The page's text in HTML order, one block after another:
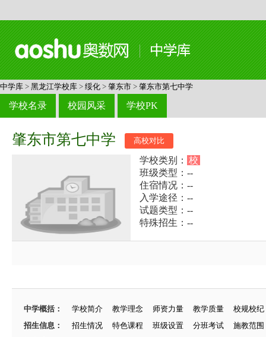
中学库 > 黑龙江学校库 > 绥化 > 肇东市 > 肇东市第七中学
学校名录 校园风采 学校PK
肇东市第七中学 高校对比
学校类别： 校
班级类型：--
住宿情况：--
入学途径：--
试题类型：--
特殊招生：--
中学概括： 学校简介 教学理念 师资力量 教学质量
校规校纪
招生信息：
招生情况 特色课程 班级设置 分班考试
施教范围